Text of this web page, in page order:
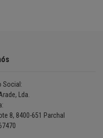
Social:
Lda.
8, 8400-651 Parchal